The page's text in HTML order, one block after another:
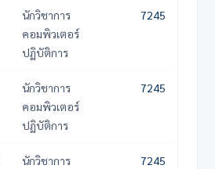
นักวิชาการ
คอมพิวเตอร์
ปฏิบัติการ
7245
นักวิชาการ
คอมพิวเตอร์
ปฏิบัติการ
7245
นักวิชาการ
7245